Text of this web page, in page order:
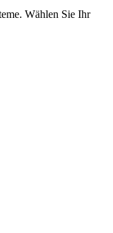
Wählen Sie Ihr